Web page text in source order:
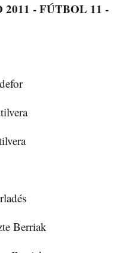
- FÚTBOL 11 -
Berriak